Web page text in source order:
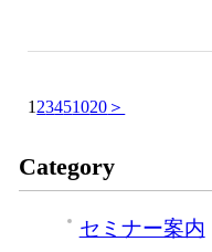
1 23451020 ＞
Category
セミナー案内